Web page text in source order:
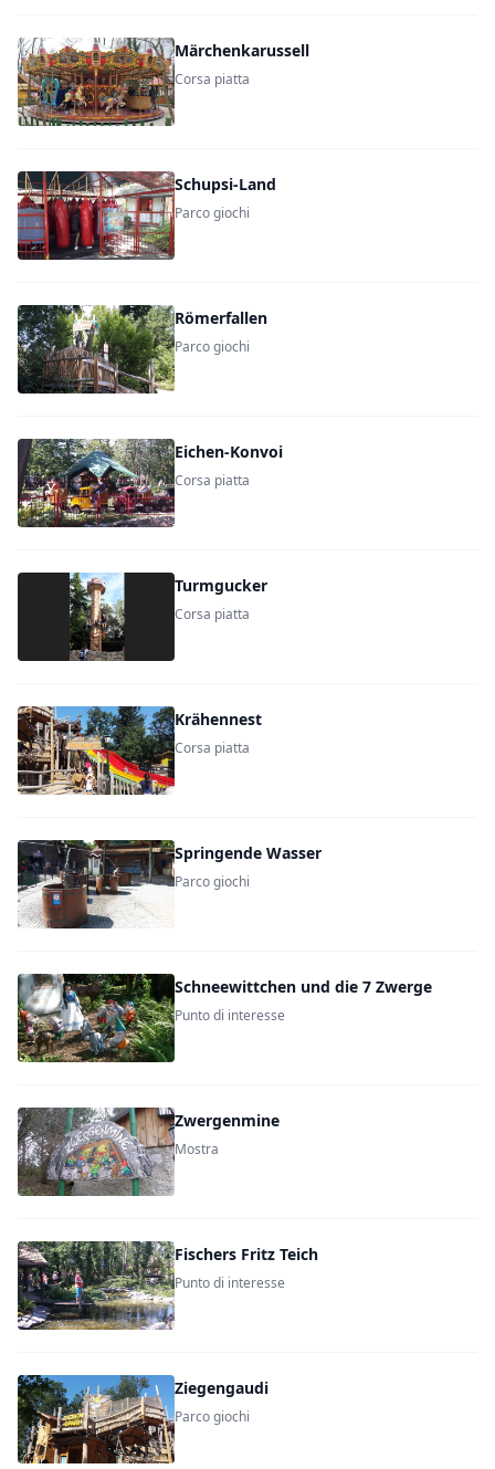
Märchenkarussell
Corsa piatta
Schupsi-Land
Parco giochi
Römerfallen
Parco giochi
Eichen-Konvoi
Corsa piatta
Turmgucker
Corsa piatta
Krähennest
Corsa piatta
Springende Wasser
Parco giochi
Schneewittchen und die 7 Zwerge
Punto di interesse
Zwergenmine
Mostra
Fischers Fritz Teich
Punto di interesse
Ziegengaudi
Parco giochi